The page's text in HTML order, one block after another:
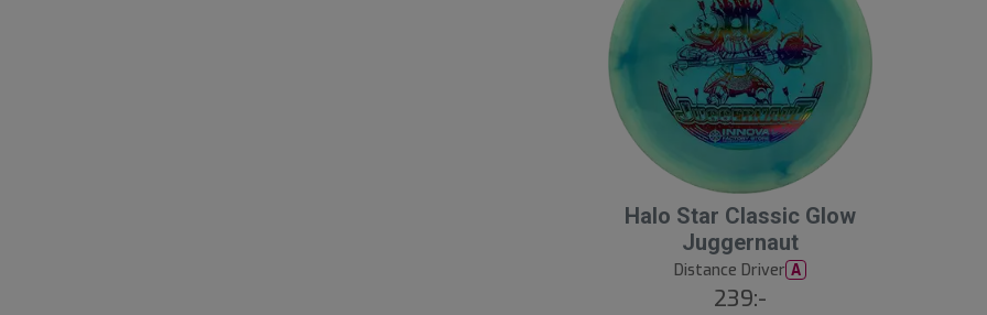
1Halo Star Classic Glow
Juggernaut
Distance Driver A
239:-